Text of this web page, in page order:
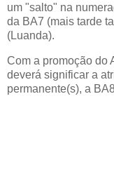
um "salto" na
da BA7 (mais tarde
(Luanda).
Com a promoção do
deverá significar a
permanente(s), a